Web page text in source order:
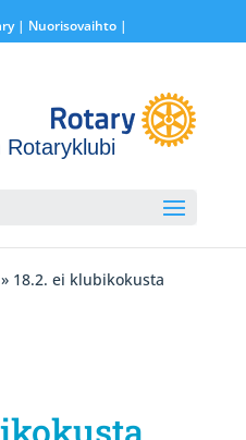
| Nuorisovaihto|
Rotaryklubi
» 18.2. ei klubikokusta